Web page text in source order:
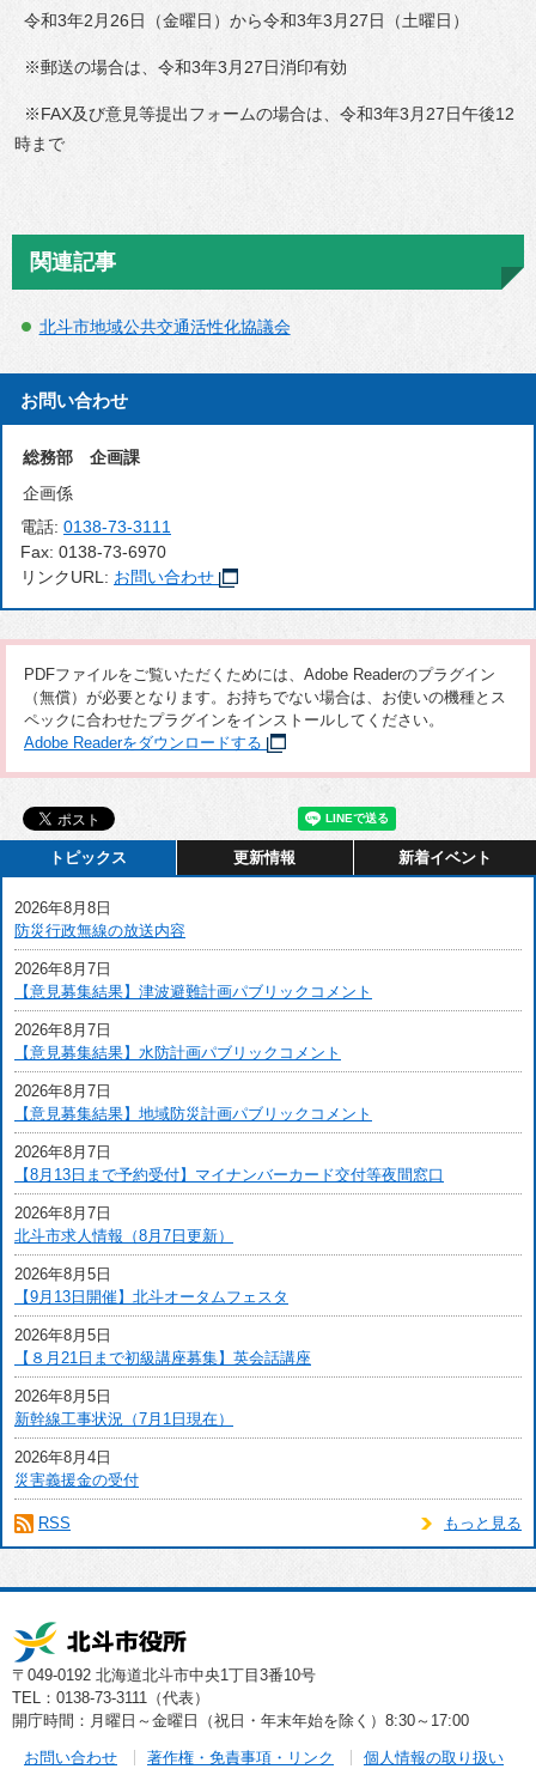
令和3年2月26日（金曜日）から令和3年3月27日（土曜日）
※郵送の場合は、令和3年3月27日消印有効
※FAX及び意見等提出フォームの場合は、令和3年3月27日午後12
時まで
関連記事
北斗市地域公共交通活性化協議会
お問い合わせ
総務部 企画課
企画係
電話: 0138-73-3111
Fax: 0138-73-6970
リンクURL: お問い合わせ
PDFファイルをご覧いただくためには、Adobe Readerのプラグイン
（無償）が必要となります。お持ちでない場合は、お使いの機種とス
ペックに合わせたプラグインをインストールしてください。
Adobe Readerをダウンロードする
トピックス 更新情報 新着イベント
2026年8月8日
防災行政無線の放送内容
2026年8月7日
【意見募集結果】津波避難計画パブリックコメント
2026年8月7日
【意見募集結果】水防計画パブリックコメント
2026年8月7日
【意見募集結果】地域防災計画パブリックコメント
2026年8月7日
【8月13日まで予約受付】マイナンバーカード交付等夜間窓口
2026年8月7日
北斗市求人情報（8月7日更新）
2026年8月5日
【9月13日開催】北斗オータムフェスタ
2026年8月5日
【８月21日まで初級講座募集】英会話講座
2026年8月5日
新幹線工事状況（7月1日現在）
2026年8月4日
災害義援金の受付
もっと見る
RSS
〒049-0192 北海道北斗市中央1丁目3番10号
TEL：0138-73-3111（代表）
開庁時間：月曜日～金曜日（祝日・年末年始を除く）8:30～17:00
お問い合わせ 著作権・免責事項・リンク 個人情報の取り扱い